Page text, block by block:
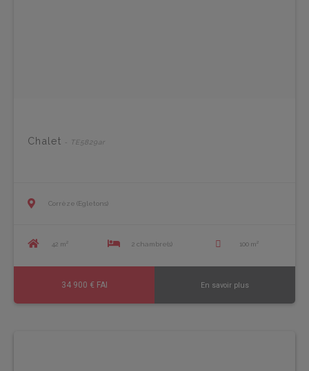
Chalet - TE5829ar
Corrèze (Egletons)
42 m² 2 chambre(s) 100 m²
34 900 € FAI En savoir plus